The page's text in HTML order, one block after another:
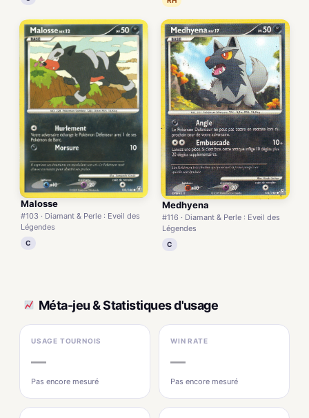
Malosse
#103 · Diamant & Perle : Eveil des
Légendes
C
Medhyena
#116 · Diamant & Perle : Eveil des
Légendes
C
Méta-jeu & Statistiques d'usage
USAGE TOURNOIS
—
Pas encore mesuré
WIN RATE
—
Pas encore mesuré